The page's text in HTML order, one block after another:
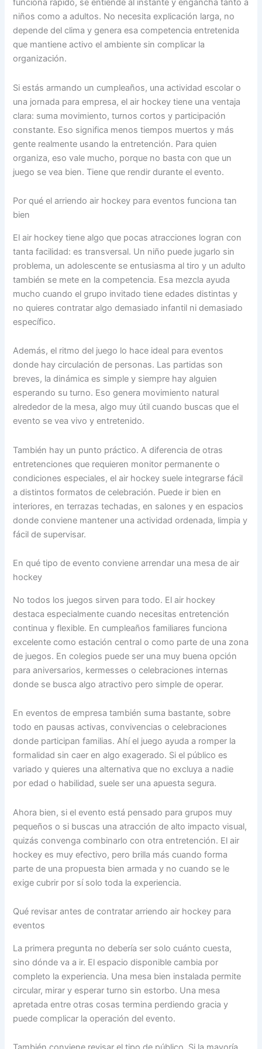
funciona rápido, se entiende al instante y engancha tanto a
niños como a adultos. No necesita explicación larga, no
depende del clima y genera esa competencia entretenida
que mantiene activo el ambiente sin complicar la
organización.
Si estás armando un cumpleaños, una actividad escolar o
una jornada para empresa, el air hockey tiene una ventaja
clara: suma movimiento, turnos cortos y participación
constante. Eso significa menos tiempos muertos y más
gente realmente usando la entretención. Para quien
organiza, eso vale mucho, porque no basta con que un
juego se vea bien. Tiene que rendir durante el evento.
Por qué el arriendo air hockey para eventos funciona tan
bien
El air hockey tiene algo que pocas atracciones logran con
tanta facilidad: es transversal. Un niño puede jugarlo sin
problema, un adolescente se entusiasma al tiro y un adulto
también se mete en la competencia. Esa mezcla ayuda
mucho cuando el grupo invitado tiene edades distintas y
no quieres contratar algo demasiado infantil ni demasiado
específico.
Además, el ritmo del juego lo hace ideal para eventos
donde hay circulación de personas. Las partidas son
breves, la dinámica es simple y siempre hay alguien
esperando su turno. Eso genera movimiento natural
alrededor de la mesa, algo muy útil cuando buscas que el
evento se vea vivo y entretenido.
También hay un punto práctico. A diferencia de otras
entretenciones que requieren monitor permanente o
condiciones especiales, el air hockey suele integrarse fácil
a distintos formatos de celebración. Puede ir bien en
interiores, en terrazas techadas, en salones y en espacios
donde conviene mantener una actividad ordenada, limpia y
fácil de supervisar.
En qué tipo de evento conviene arrendar una mesa de air
hockey
No todos los juegos sirven para todo. El air hockey
destaca especialmente cuando necesitas entretención
continua y flexible. En cumpleaños familiares funciona
excelente como estación central o como parte de una zona
de juegos. En colegios puede ser una muy buena opción
para aniversarios, kermesses o celebraciones internas
donde se busca algo atractivo pero simple de operar.
En eventos de empresa también suma bastante, sobre
todo en pausas activas, convivencias o celebraciones
donde participan familias. Ahí el juego ayuda a romper la
formalidad sin caer en algo exagerado. Si el público es
variado y quieres una alternativa que no excluya a nadie
por edad o habilidad, suele ser una apuesta segura.
Ahora bien, si el evento está pensado para grupos muy
pequeños o si buscas una atracción de alto impacto visual,
quizás convenga combinarlo con otra entretención. El air
hockey es muy efectivo, pero brilla más cuando forma
parte de una propuesta bien armada y no cuando se le
exige cubrir por sí solo toda la experiencia.
Qué revisar antes de contratar arriendo air hockey para
eventos
La primera pregunta no debería ser solo cuánto cuesta,
sino dónde va a ir. El espacio disponible cambia por
completo la experiencia. Una mesa bien instalada permite
circular, mirar y esperar turno sin estorbo. Una mesa
apretada entre otras cosas termina perdiendo gracia y
puede complicar la operación del evento.